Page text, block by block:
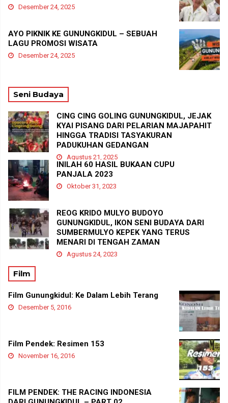
Desember 24, 2025
AYO PIKNIK KE GUNUNGKIDUL – SEBUAH
LAGU PROMOSI WISATA
Desember 24, 2025
Seni Budaya
CING CING GOLING GUNUNGKIDUL, JEJAK
KYAI PISANG DARI PELARIAN MAJAPAHIT
HINGGA TRADISI TASYAKURAN
PADUKUHAN GEDANGAN
Agustus 21, 2025
INILAH 60 HASIL BUKAAN CUPU
PANJALA 2023
Oktober 31, 2023
REOG KRIDO MULYO BUDOYO
GUNUNGKIDUL, IKON SENI BUDAYA DARI
SUMBERMULYO KEPEK YANG TERUS
MENARI DI TENGAH ZAMAN
Agustus 24, 2023
Film
Film Gunungkidul: Ke Dalam Lebih Terang
Desember 5, 2016
Film Pendek: Resimen 153
November 16, 2016
FILM PENDEK: THE RACING INDONESIA